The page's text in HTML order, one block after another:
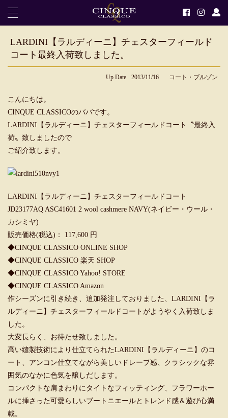
LARDINI【ラルディーニ】チェスターフィールド
コート最終入荷致しました。
Up Date 2013/11/16 コート・ブルゾン
こんにちは。
CINQUE CLASSICOのババです。
LARDINI【ラルディーニ】チェスターフィールドコート〝最終入
荷〟致しましたので
ご紹介致します。
LARDINI【ラルディーニ】チェスターフィールドコート
JD23177AQ ASC41601 2 wool cashmere NAVY(ネイビー・ウール・
カシミヤ)
販売価格(税込)： 117,600 円
◆CINQUE CLASSICO ONLINE SHOP
◆CINQUE CLASSICO 楽天 SHOP
◆CINQUE CLASSICO Yahoo! STORE
◆CINQUE CLASSICO Amazon
作シーズンに引き続き、追加発注しておりました、LARDINI【ラ
ルディーニ】チェスターフィールドコートがようやく入荷致しま
した。
大変長らく、お待たせ致しました。
高い縫製技術により仕立てられたLARDINI【ラルディーニ】のコ
ート、アンコン仕立てながら美しいドレープ感、クラシックな雰
囲気のなかに色気を醸しだします。
コンパクトな肩まわりにタイトなフィッティング、フラワーホー
ルに挿さった可愛らしいブートニエールとトレンド感＆遊び心満
載。